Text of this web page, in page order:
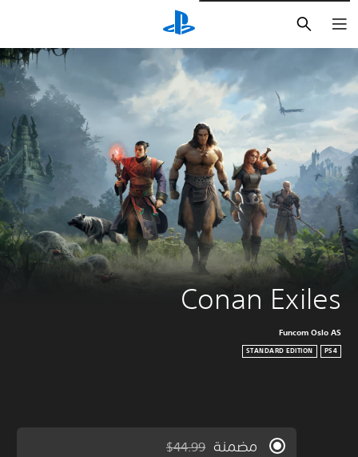
Conan Exiles
Funcom Oslo AS
PS4
STANDARD EDITION
مضمنة مخصوم من السعر الأصلي البالغ $44.99‏
$44.99